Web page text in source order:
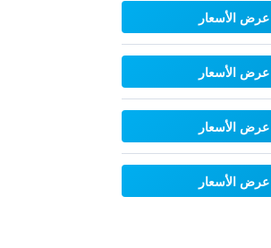
عرض الأسعار
عرض الأسعار
عرض الأسعار
عرض الأسعار